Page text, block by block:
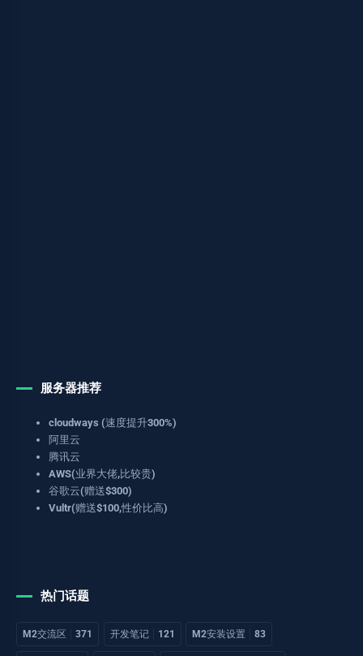
服务器推荐
cloudways (速度提升300%)
阿里云
腾讯云
AWS(业界大佬,比较贵)
谷歌云(赠送$300)
Vultr(赠送$100,性价比高)
热门话题
M2交流区 371 开发笔记 121 M2安装设置 83